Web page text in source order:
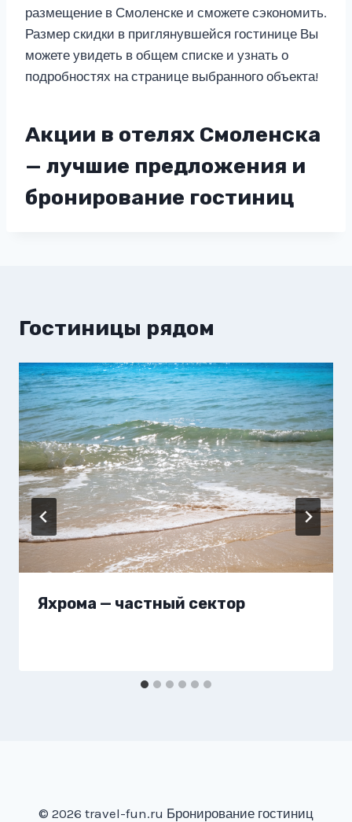
размещение в Смоленске и сможете сэкономить.
Размер скидки в приглянувшейся гостинице Вы
можете увидеть в общем списке и узнать о
подробностях на странице выбранного объекта!
Акции в отелях Смоленска
— лучшие предложения и
бронирование гостиниц
Гостиницы рядом
Яхрома — частный сектор
© 2026 travel-fun.ru Бронирование гостиниц